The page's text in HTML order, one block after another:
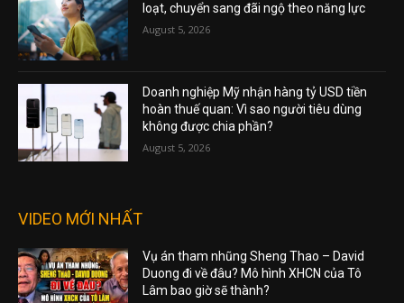
loạt, chuyển sang đãi ngộ theo năng lực
August 5, 2026
Doanh nghiệp Mỹ nhận hàng tỷ USD tiền
hoàn thuế quan: Vì sao người tiêu dùng
không được chia phần?
August 5, 2026
VIDEO MỚI NHẤT
Vụ án tham nhũng Sheng Thao – David
Duong đi về đâu? Mô hình XHCN của Tô
Lâm bao giờ sẽ thành?